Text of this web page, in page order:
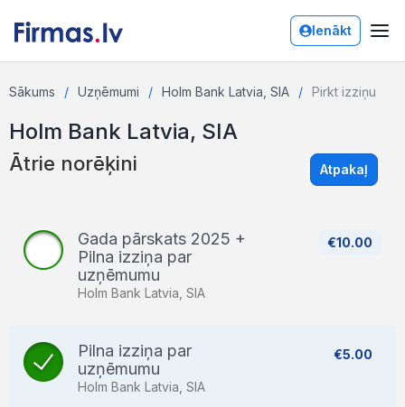
Ienākt
Sākums Uzņēmumi Holm Bank Latvia, SIA Pirkt izziņu
Holm Bank Latvia, SIA
Ātrie norēķini Atpakaļ
€10.00
Gada pārskats 2025 +
Pilna izziņa par
uzņēmumu
Holm Bank Latvia, SIA
€5.00
Pilna izziņa par
uzņēmumu
Holm Bank Latvia, SIA